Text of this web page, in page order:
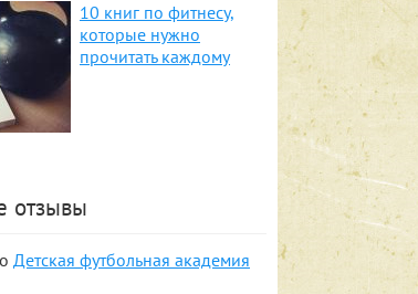
10 книг по фитнесу,
которые нужно
прочитать каждому
отзывы
Детская футбольная академия